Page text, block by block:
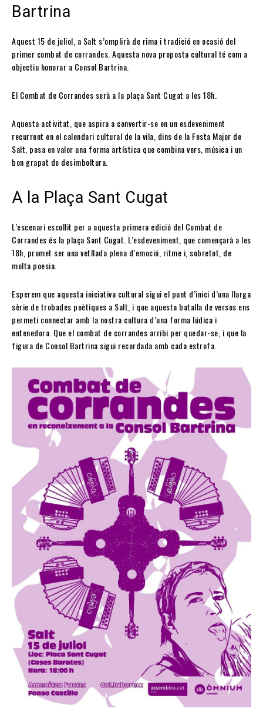
Bartrina
Aquest 15 de juliol, a Salt s’omplirà de rima i tradició en ocasió del
primer combat de corrandes. Aquesta nova proposta cultural té com a
objectiu honorar a Consol Bartrina.
El Combat de Corrandes serà a la plaça Sant Cugat a les 18h.
Aquesta activitat, que aspira a convertir-se en un esdeveniment
recurrent en el calendari cultural de la vila, dins de la Festa Major de
Salt, posa en valor una forma artística que combina vers, música i un
bon grapat de desimboltura.
A la Plaça Sant Cugat
L’escenari escollit per a aquesta primera edició del Combat de
Corrandes és la plaça Sant Cugat. L’esdeveniment, que començarà a les
18h, promet ser una vetllada plena d’emoció, ritme i, sobretot, de
molta poesia.
Esperem que aquesta iniciativa cultural sigui el punt d’inici d’una llarga
sèrie de trobades poètiques a Salt, i que aquesta batalla de versos ens
permeti connectar amb la nostra cultura d’una forma lúdica i
entenedora. Que el combat de corrandes arribi per quedar-se, i que la
figura de Consol Bartrina sigui recordada amb cada estrofa.